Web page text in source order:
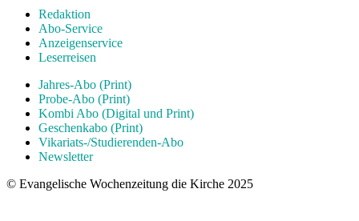
Redaktion
Abo-Service
Anzeigenservice
Leserreisen
Jahres-Abo (Print)
Probe-Abo (Print)
Kombi Abo (Digital und Print)
Geschenkabo (Print)
Vikariats-/Studierenden-Abo
Newsletter
© Evangelische Wochenzeitung die Kirche 2025